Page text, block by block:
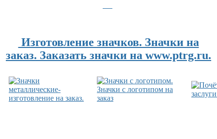
Изготовление значков. Значки на
заказ. Заказать значки на www.ptrg.ru.